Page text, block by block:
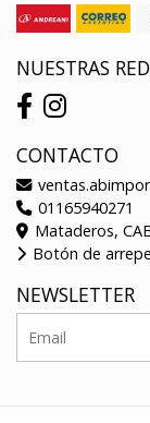
NUESTRAS
CONTACTO
01165940271
Mataderos,
Botón de
NEWSLETTER